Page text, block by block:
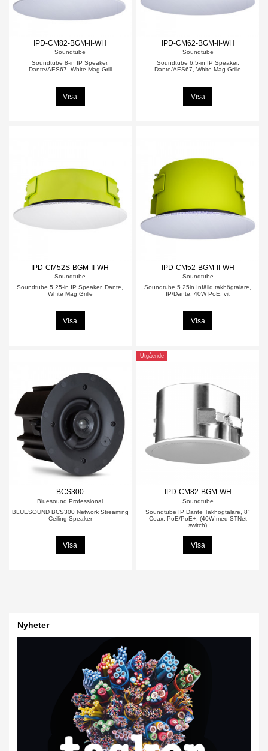
IPD-CM82-BGM-II-WH
Soundtube
Soundtube 8-in IP Speaker,
Dante/AES67, White Mag Grill
Visa
IPD-CM62-BGM-II-WH
Soundtube
Soundtube 6.5-in IP Speaker,
Dante/AES67, White Mag Grille
Visa
IPD-CM52S-BGM-II-WH
Soundtube
Soundtube 5.25-in IP Speaker, Dante,
White Mag Grille
Visa
IPD-CM52-BGM-II-WH
Soundtube
Soundtube 5.25in Infälld takhögtalare,
IP/Dante, 40W PoE, vit
Visa
BCS300
Bluesound Professional
BLUESOUND BCS300 Network Streaming
Ceiling Speaker
Visa
Utgående
IPD-CM82-BGM-WH
Soundtube
Soundtube IP Dante Takhögtalare, 8"
Coax, PoE/PoE+, (40W med STNet
switch)
Visa
Nyheter